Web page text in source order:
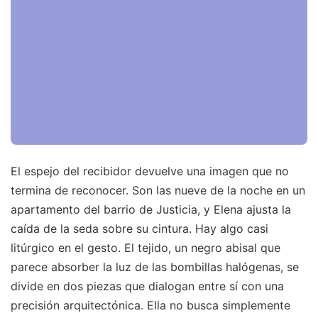
El espejo del recibidor devuelve una imagen que no
termina de reconocer. Son las nueve de la noche en un
apartamento del barrio de Justicia, y Elena ajusta la
caída de la seda sobre su cintura. Hay algo casi
litúrgico en el gesto. El tejido, un negro abisal que
parece absorber la luz de las bombillas halógenas, se
divide en dos piezas que dialogan entre sí con una
precisión arquitectónica. Ella no busca simplemente